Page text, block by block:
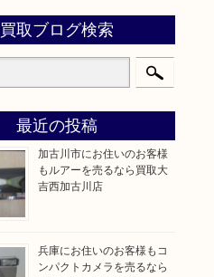
買取ブログ検索
最近の投稿
加古川市にお住いのお客様
もルアーを売るなら買取大
吉西加古川店
兵庫にお住いのお客様もコ
ンパクトカメラを売るなら